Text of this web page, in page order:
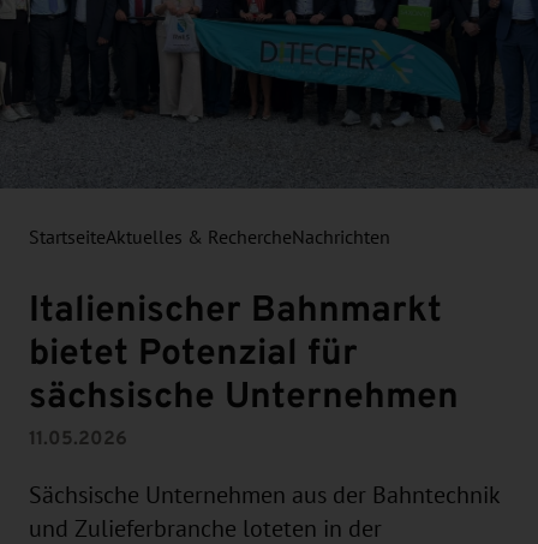
StartseiteAktuelles & RechercheNachrichten
Italienischer Bahnmarkt
bietet Potenzial für
sächsische Unternehmen
11.05.2026
Sächsische Unternehmen aus der Bahntechnik
und Zulieferbranche loteten in der